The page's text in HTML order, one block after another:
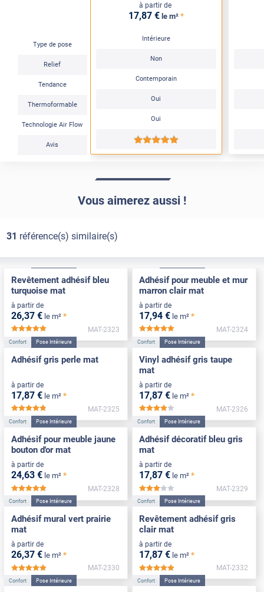
Type de pose
Relief
Tendance
Thermoformable
Technologie Air Flow
Avis
à partir de
17,87 € le m² *
Intérieure
Non
Contemporain
Oui
Oui
*****
Vous aimerez aussi !
31 référence(s) similaire(s)
Revêtement adhésif bleu
turquoise mat
à partir de
26,37 € le m² *
MAT-2323
Adhésif pour meuble et mur
marron clair mat
à partir de
17,94 € le m² *
MAT-2324
Confort Pose Intérieure
Adhésif gris perle mat
à partir de
17,87 € le m² *
*****
MAT-2325
Confort Pose Intérieure
Vinyl adhésif gris taupe
mat
à partir de
17,87 € le m² *
*****
MAT-2326
Confort Pose Intérieure
Adhésif pour meuble jaune
bouton d'or mat
à partir de
24,63 € le m² *
*****
MAT-2328
Confort Pose Intérieure
Adhésif décoratif bleu gris
mat
à partir de
17,87 € le m² *
*****
MAT-2329
Confort Pose Intérieure
Adhésif mural vert prairie
mat
à partir de
26,37 € le m² *
*****
MAT-2330
Confort Pose Intérieure
Revêtement adhésif gris
clair mat
à partir de
17,87 € le m² *
MAT-2332
Confort Pose Intérieure Confort Pose Intérieure